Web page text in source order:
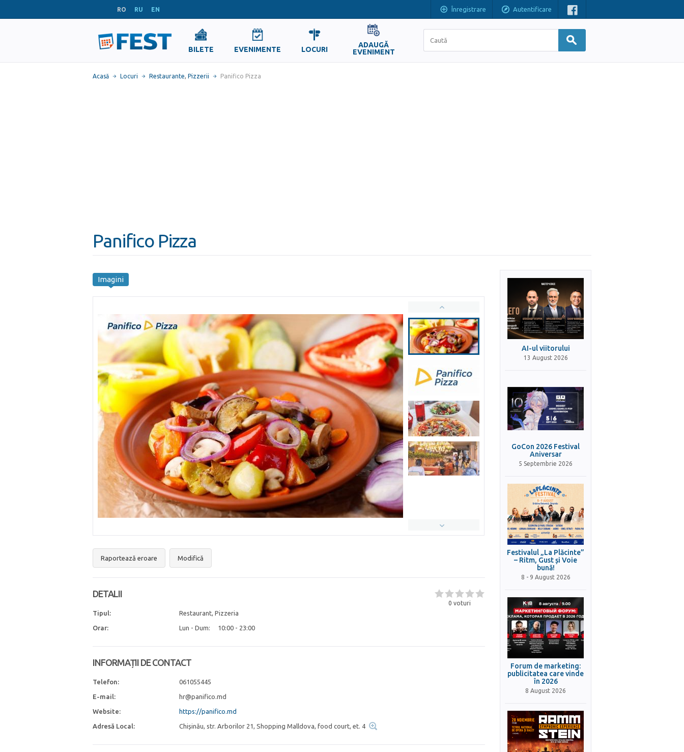
RO RU EN Înregistrare Autentificare
BILETE EVENIMENTE LOCURI
ADAUGĂ
EVENIMENT
Acasă Locuri Restaurante, Pizzerii Panifico Pizza
Panifico Pizza
Imagini
Raportează eroare Modifică
0 voturi
DETALII
Tipul: Restaurant, Pizzeria
Orar: Lun - Dum: 10:00 - 23:00
INFORMAȚII DE CONTACT
Telefon: 061055445
E-mail: hr@panifico.md
Website: https://panifico.md
Adresă Local: Chișinău, str. Arborilor 21, Shopping Malldova, food court, et. 4
AI-ul viitorului
13 August 2026
GoCon 2026 Festival
Aniversar
5 Septembrie 2026
Festivalul „La Plăcinte”
– Ritm, Gust și Voie
bună!
8 - 9 August 2026
Forum de marketing:
publicitatea care vinde
în 2026
8 August 2026